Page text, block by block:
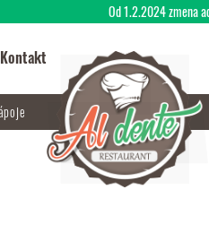
Kontakt
Od 1.2.2024 zmena